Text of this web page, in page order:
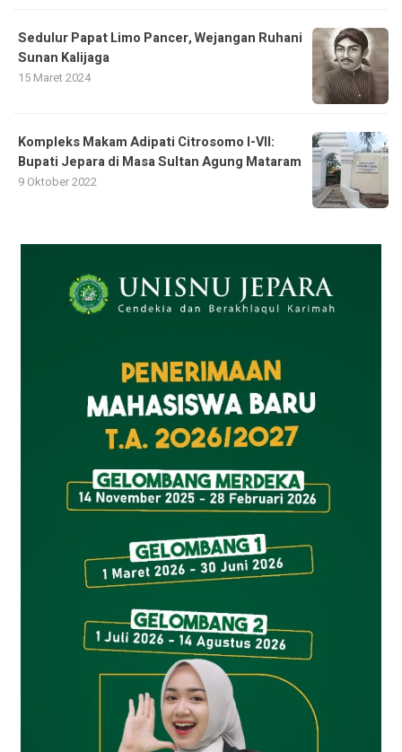
Sedulur Papat Limo Pancer, Wejangan Ruhani
Sunan Kalijaga
15 Maret 2024
Kompleks Makam Adipati Citrosomo I-VII:
Bupati Jepara di Masa Sultan Agung Mataram
9 Oktober 2022